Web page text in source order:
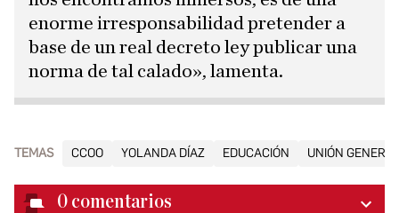
enorme irresponsabilidad pretender a
base de un real decreto ley publicar una
norma de tal calado», lamenta.
TEMAS CCOO YOLANDA DÍAZ EDUCACIÓN UNIÓN
0 comentarios